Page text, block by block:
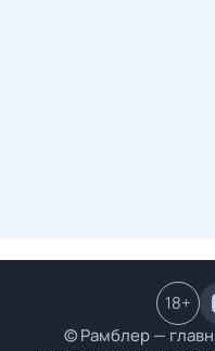
© Рамблер —
18+